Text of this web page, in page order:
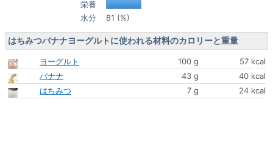
栄養
水分
81 (%)
はちみつバナナヨーグルトに使われる材料のカロリーと重量
ヨーグルト 100 g
57 kcal
バナナ
43 g
40 kcal
はちみつ
7 g 24 kcal